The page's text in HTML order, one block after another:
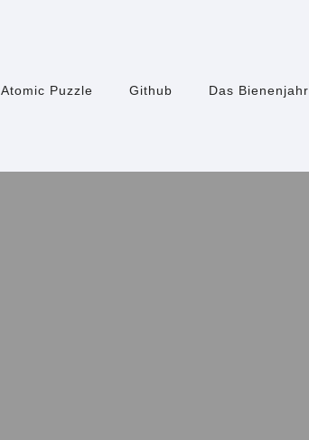
Atomic Puzzle Github Das Bienenjahr